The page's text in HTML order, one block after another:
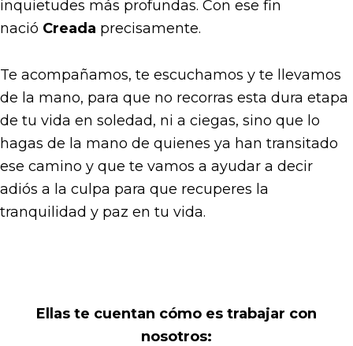
inquietudes más profundas. Con ese fin
nació Creada precisamente.
Te acompañamos, te escuchamos y te llevamos
de la mano, para que no recorras esta dura etapa
de tu vida en soledad, ni a ciegas, sino que lo
hagas de la mano de quienes ya han transitado
ese camino y que te vamos a ayudar a decir
adiós a la culpa para que recuperes la
tranquilidad y paz en tu vida.
Ellas te cuentan cómo es trabajar con
nosotros: